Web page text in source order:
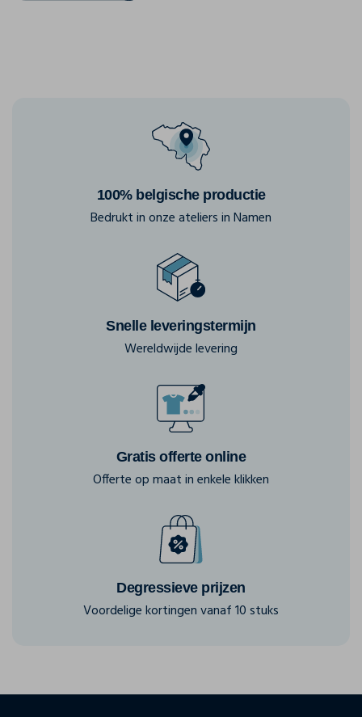
100% belgische productie
Bedrukt in onze ateliers in Namen
Snelle leveringstermijn
Wereldwijde levering
Gratis offerte online
Offerte op maat in enkele klikken
Degressieve prijzen
Voordelige kortingen vanaf 10 stuks